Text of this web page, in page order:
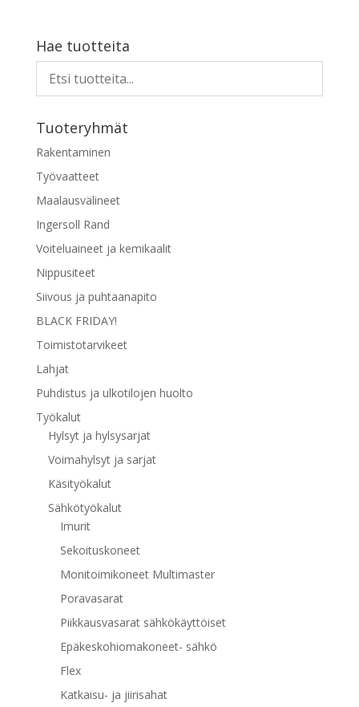
Hae tuotteita
Tuoteryhmät
Rakentaminen
Työvaatteet
Maalausvälineet
Ingersoll Rand
Voiteluaineet ja kemikaalit
Nippusiteet
Siivous ja puhtaanapito
BLACK FRIDAY!
Toimistotarvikeet
Lahjat
Puhdistus ja ulkotilojen huolto
Työkalut
Hylsyt ja hylsysarjat
Voimahylsyt ja sarjat
Käsityökalut
Sähkötyökalut
Imurit
Sekoituskoneet
Monitoimikoneet Multimaster
Poravasarat
Piikkausvasarat sähkökäyttöiset
Epäkeskohiomakoneet- sähkö
Flex
Katkaisu- ja jiirisahat